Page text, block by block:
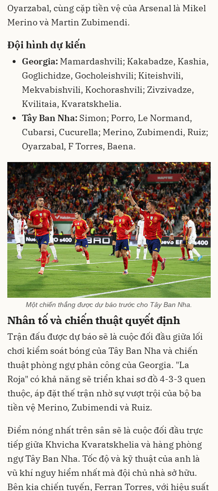
Oyarzabal, cùng cặp tiền vệ của Arsenal là Mikel
Merino và Martin Zubimendi.
Đội hình dự kiến
Georgia: Mamardashvili; Kakabadze, Kashia,
Goglichidze, Gocholeishvili; Kiteishvili,
Mekvabishvili, Kochorashvili; Zivzivadze,
Kvilitaia, Kvaratskhelia.
Tây Ban Nha: Simon; Porro, Le Normand,
Cubarsi, Cucurella; Merino, Zubimendi, Ruiz;
Oyarzabal, F Torres, Baena.
Một chiến thắng được dự báo trước cho Tây Ban Nha.
Nhân tố và chiến thuật quyết định
Trận đấu được dự báo sẽ là cuộc đối đầu giữa lối
chơi kiểm soát bóng của Tây Ban Nha và chiến
thuật phòng ngự phản công của Georgia. "La
Roja" có khả năng sẽ triển khai sơ đồ 4-3-3 quen
thuộc, áp đặt thế trận nhờ sự vượt trội của bộ ba
tiền vệ Merino, Zubimendi và Ruiz.
Điểm nóng nhất trên sân sẽ là cuộc đối đầu trực
tiếp giữa Khvicha Kvaratskhelia và hàng phòng
ngự Tây Ban Nha. Tốc độ và kỹ thuật của anh là
vũ khí nguy hiểm nhất mà đội chủ nhà sở hữu.
Bên kia chiến tuyến, Ferran Torres, với hiệu suất